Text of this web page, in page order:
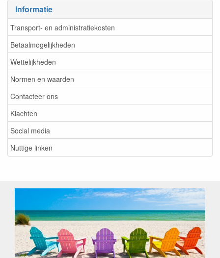
Informatie
Transport- en administratiekosten
Betaalmogelijkheden
Wettelijkheden
Normen en waarden
Contacteer ons
Klachten
Social media
Nuttige linken